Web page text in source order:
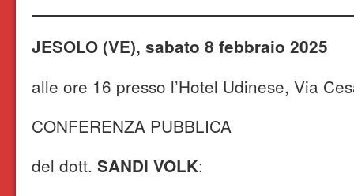
JESOLO (VE), sabato 8 febbraio 2025
alle ore 16 presso l’Hotel Udinese, Via
CONFERENZA PUBBLICA
del dott. SANDI VOLK: